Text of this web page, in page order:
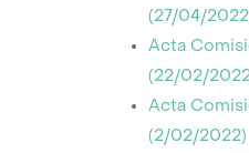
(27/04/
Acta
(22/02/
Acta
(2/02/2022)